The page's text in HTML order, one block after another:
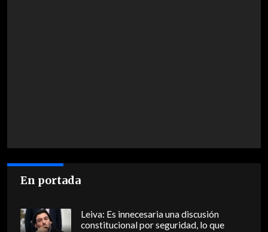
En portada
Leiva: Es innecesaria una discusión
constitucional por seguridad, lo que